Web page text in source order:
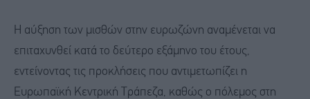
Η αύξηση των μισθών στην ευρωζώνη αναμένεται να
επιταχυνθεί κατά το δεύτερο εξάμηνο του έτους,
εντείνοντας τις προκλήσεις που αντιμετωπίζει η
Ευρωπαϊκή Κεντρική Τράπεζα, καθώς ο πόλεμος στη